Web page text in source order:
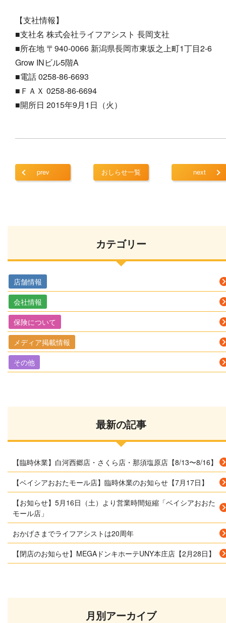
【支社情報】
■支社名 株式会社ライフアシスト 長岡支社
■所在地 〒940-0066 新潟県長岡市東坂之上町1丁目2-6
Grow INビル5階A
■電話 0258-86-6693
■ＦＡＸ 0258-86-6694
■開所日 2015年9月1日（火）
prev おしらせ一覧 next
カテゴリー
店舗情報
会社情報
保険について
メディア掲載情報
その他
最新の記事
【臨時休業】白河西郷店・さくら店・那須塩原店【8/13〜8/16】
【ベイシアおおたモール店】臨時休業のお知らせ【7月17日】
【お知らせ】5月16日（土）より営業時間短縮「ベイシアおおた
モール店」
おかげさまでライフアシストは20周年
【閉店のお知らせ】MEGAドンキホーテUNY本庄店【2月28日】
月別アーカイブ